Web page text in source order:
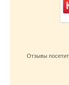
Отзывы